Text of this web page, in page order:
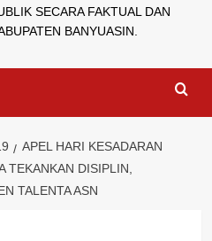
SECARA FAKTUAL DAN
BANYUASIN.
APEL HARI KESADARAN
TEKANKAN DISIPLIN,
TALENTA ASN